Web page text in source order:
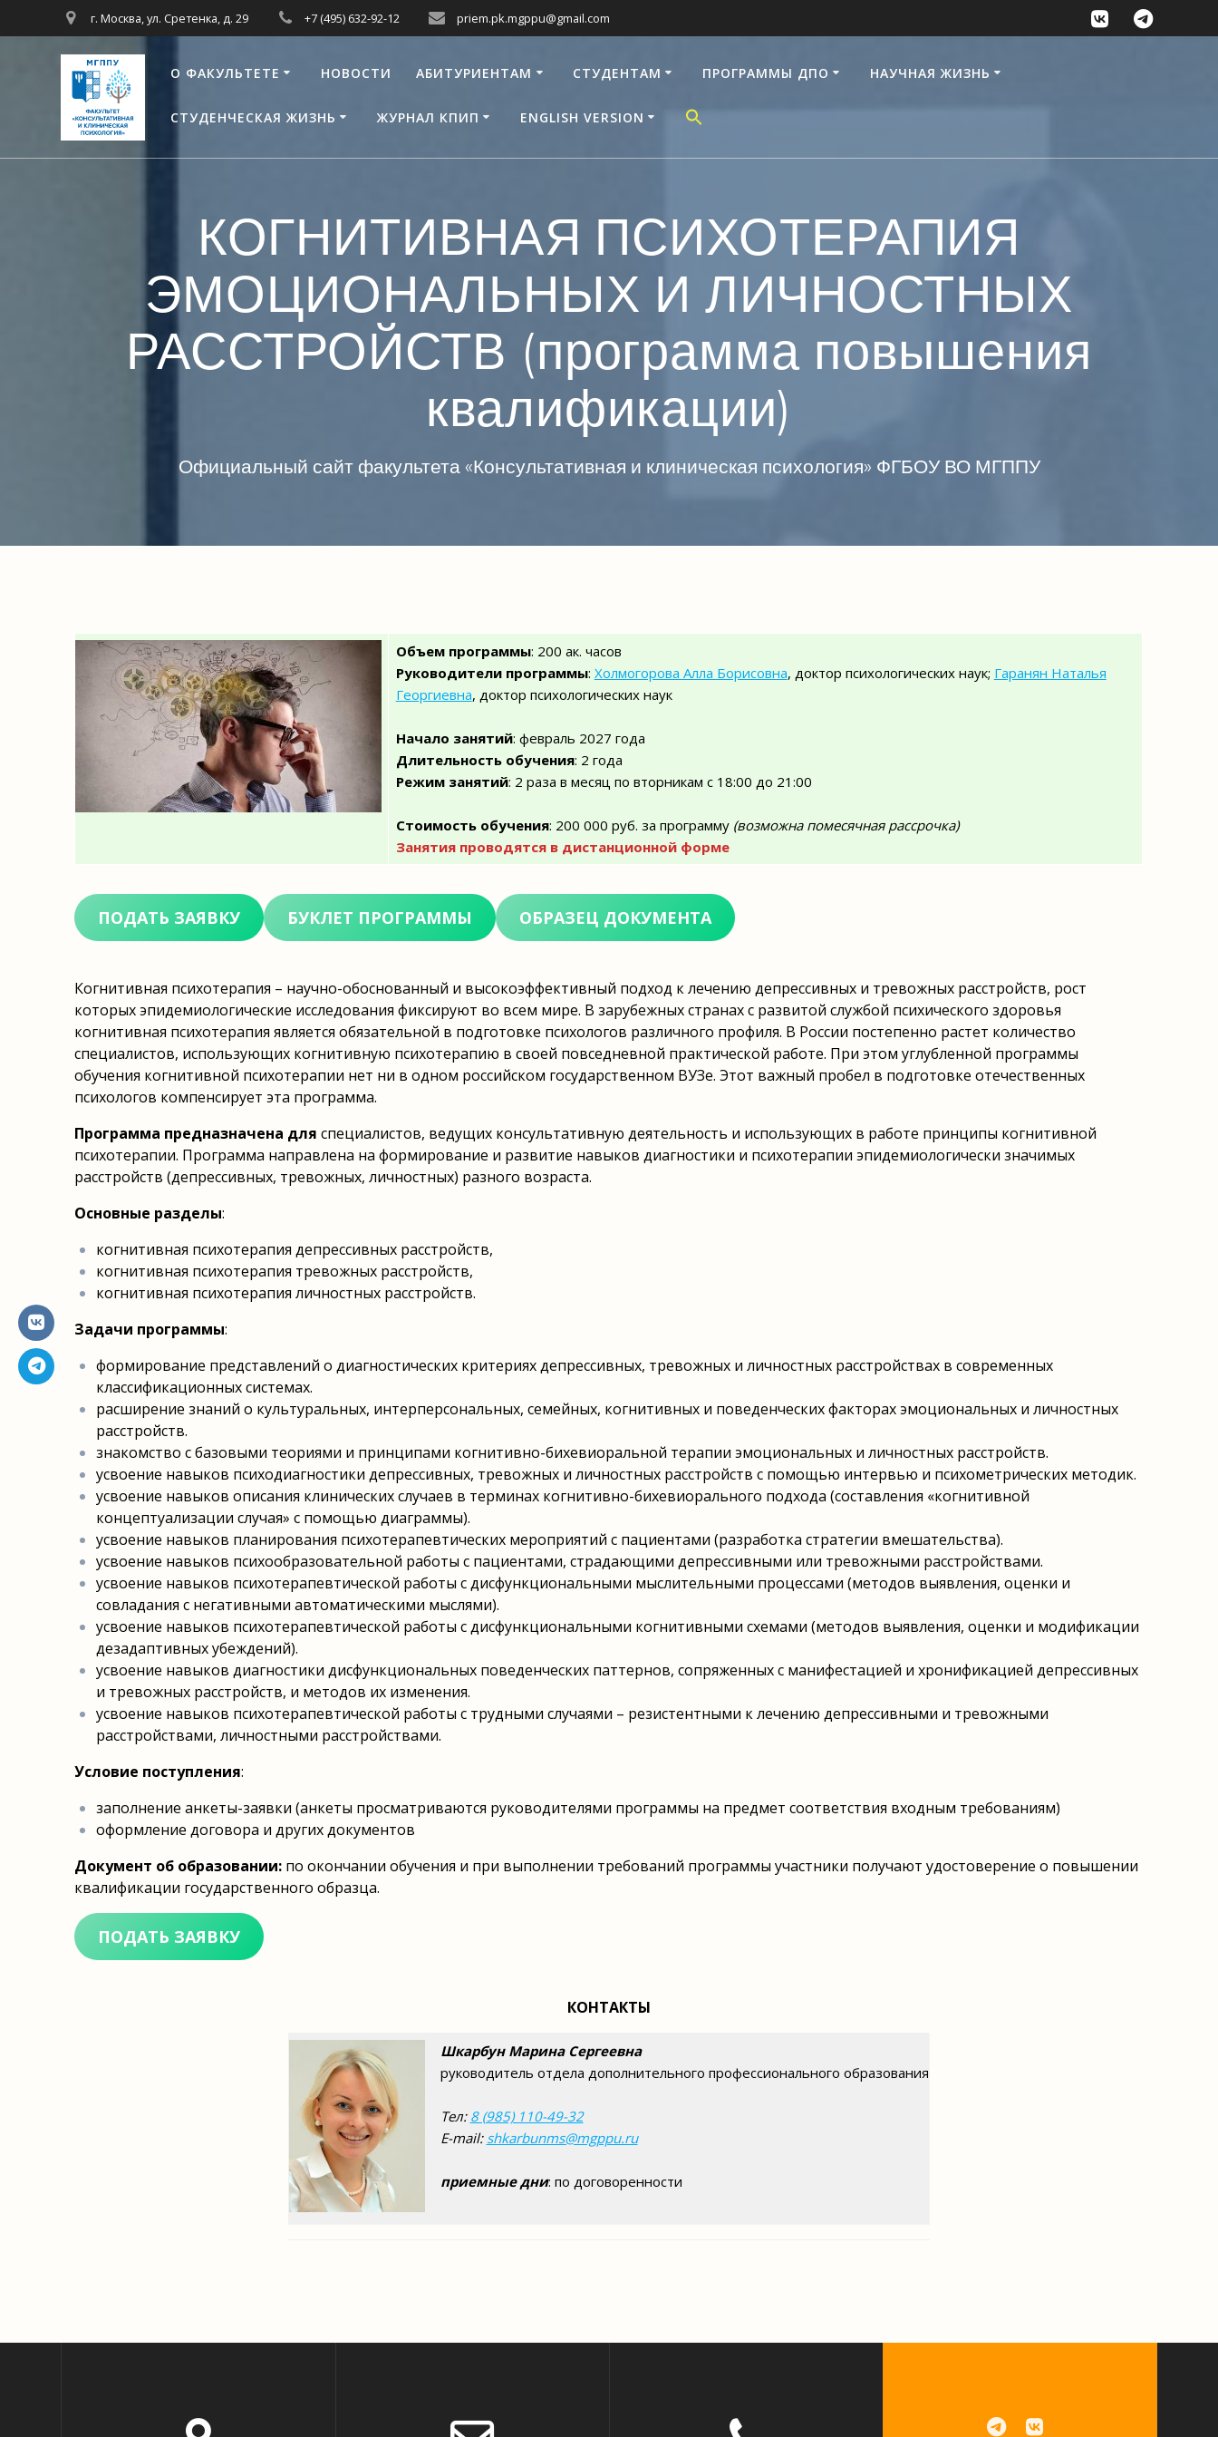
к
контенту
г. Москва, ул. Сретенка, д. 29 +7 (495) 632-92-12 priem.pk.mgppu@gmail.com
О ФАКУЛЬТЕТЕ НОВОСТИ АБИТУРИЕНТАМ СТУДЕНТАМ ПРОГРАММЫ ДПО НАУЧНАЯ ЖИЗНЬ
СТУДЕНЧЕСКАЯ ЖИЗНЬ ЖУРНАЛ КПИП ENGLISH VERSION
КОГНИТИВНАЯ ПСИХОТЕРАПИЯ
ЭМОЦИОНАЛЬНЫХ И ЛИЧНОСТНЫХ
РАССТРОЙСТВ (программа повышения
квалификации)
Официальный сайт факультета «Консультативная и клиническая психология» ФГБОУ ВО МГППУ
Объем программы: 200 ак. часов
Руководители программы: Холмогорова Алла Борисовна, доктор психологических наук; Гаранян Наталья
Георгиевна, доктор психологических наук
Начало занятий: февраль 2027 года
Длительность обучения: 2 года
Режим занятий: 2 раза в месяц по вторникам с 18:00 до 21:00
Стоимость обучения: 200 000 руб. за программу (возможна помесячная рассрочка)
Занятия проводятся в дистанционной форме
ПОДАТЬ ЗАЯВКУ БУКЛЕТ ПРОГРАММЫ ОБРАЗЕЦ ДОКУМЕНТА
Когнитивная психотерапия – научно-обоснованный и высокоэффективный подход к лечению депрессивных и тревожных расстройств, рост
которых эпидемиологические исследования фиксируют во всем мире. В зарубежных странах с развитой службой психического здоровья
когнитивная психотерапия является обязательной в подготовке психологов различного профиля. В России постепенно растет количество
специалистов, использующих когнитивную психотерапию в своей повседневной практической работе. При этом углубленной программы
обучения когнитивной психотерапии нет ни в одном российском государственном ВУЗе. Этот важный пробел в подготовке отечественных
психологов компенсирует эта программа.
Программа предназначена для специалистов, ведущих консультативную деятельность и использующих в работе принципы когнитивной
психотерапии. Программа направлена на формирование и развитие навыков диагностики и психотерапии эпидемиологически значимых
расстройств (депрессивных, тревожных, личностных) разного возраста.
Основные разделы:
когнитивная психотерапия депрессивных расстройств,
когнитивная психотерапия тревожных расстройств,
когнитивная психотерапия личностных расстройств.
Задачи программы:
формирование представлений о диагностических критериях депрессивных, тревожных и личностных расстройствах в современных
классификационных системах.
расширение знаний о культуральных, интерперсональных, семейных, когнитивных и поведенческих факторах эмоциональных и личностных
расстройств.
знакомство с базовыми теориями и принципами когнитивно-бихевиоральной терапии эмоциональных и личностных расстройств.
усвоение навыков психодиагностики депрессивных, тревожных и личностных расстройств с помощью интервью и психометрических методик.
усвоение навыков описания клинических случаев в терминах когнитивно-бихевиорального подхода (составления «когнитивной
концептуализации случая» c помощью диаграммы).
усвоение навыков планирования психотерапевтических мероприятий с пациентами (разработка стратегии вмешательства).
усвоение навыков психообразовательной работы с пациентами, страдающими депрессивными или тревожными расстройствами.
усвоение навыков психотерапевтической работы с дисфункциональными мыслительными процессами (методов выявления, оценки и
совладания с негативными автоматическими мыслями).
усвоение навыков психотерапевтической работы с дисфункциональными когнитивными схемами (методов выявления, оценки и модификации
дезадаптивных убеждений).
усвоение навыков диагностики дисфункциональных поведенческих паттернов, сопряженных с манифестацией и хронификацией депрессивных
и тревожных расстройств, и методов их изменения.
усвоение навыков психотерапевтической работы с трудными случаями – резистентными к лечению депрессивными и тревожными
расстройствами, личностными расстройствами.
Условие поступления:
заполнение анкеты-заявки (анкеты просматриваются руководителями программы на предмет соответствия входным требованиям)
оформление договора и других документов
Документ об образовании: по окончании обучения и при выполнении требований программы участники получают удостоверение о повышении
квалификации государственногообразца.
ПОДАТЬ ЗАЯВКУ
КОНТАКТЫ
Шкарбун Марина Сергеевна
руководитель отдела дополнительного профессионального образования
Тел: 8 (985) 110-49-32
E-mail: shkarbunms@mgppu.ru
приемные дни: по договоренности